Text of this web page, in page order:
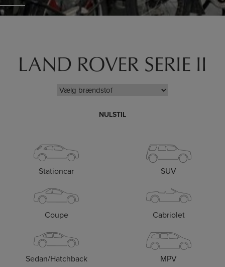
LAND ROVER SERIE II
NULSTIL
Stationcar SUV
Coupe Cabriolet
Sedan/Hatchback MPV